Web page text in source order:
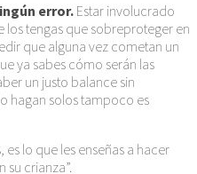
error. Estar involucrado
los tengas que sobreproteger en
que alguna vez cometan un
ya sabes cómo serán las
un justo balance sin
hagan solos tampoco es
es lo que les enseñas a hacer
su crianza”.